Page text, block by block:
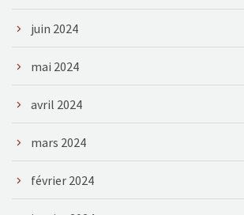
juin 2024
mai 2024
avril 2024
mars 2024
février 2024